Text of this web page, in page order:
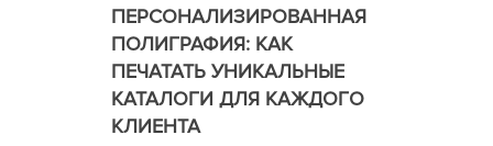
ПЕРСОНАЛИЗИРОВАННАЯ
ПОЛИГРАФИЯ: КАК
ПЕЧАТАТЬ УНИКАЛЬНЫЕ
КАТАЛОГИ ДЛЯ КАЖДОГО
КЛИЕНТА